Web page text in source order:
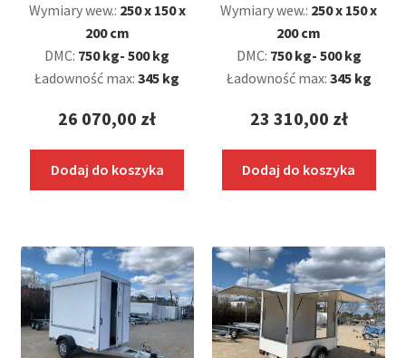
Wymiary wew.: 250 x 150 x
200 cm
DMC: 750 kg- 500 kg
Ładowność max:345 kg
26 070,00 zł
Dodaj do koszyka
Wymiary wew.: 250 x 150 x
200 cm
DMC: 750 kg- 500 kg
Ładowność max: 345 kg
23 310,00 zł
Dodaj do koszyka